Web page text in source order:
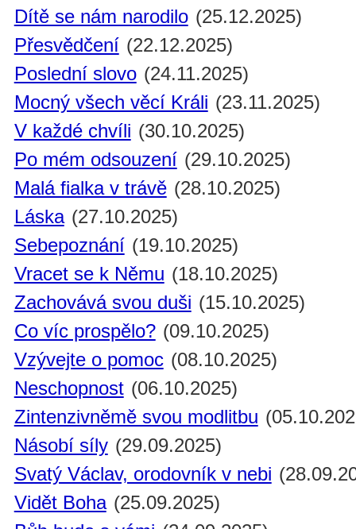
Dítě se nám narodilo (25.12.2025)
Přesvědčení (22.12.2025)
Poslední slovo (24.11.2025)
Mocný všech věcí Králi (23.11.2025)
V každé chvíli (30.10.2025)
Po mém odsouzení (29.10.2025)
Malá fialka v trávě (28.10.2025)
Láska (27.10.2025)
Sebepoznání (19.10.2025)
Vracet se k Němu (18.10.2025)
Zachovává svou duši (15.10.2025)
Co víc prospělo? (09.10.2025)
Vzývejte o pomoc (08.10.2025)
Neschopnost (06.10.2025)
Zintenzivněmě svou modlitbu
Násobí síly (29.09.2025)
Svatý Václav, orodovník v nebi
Vidět Boha (25.09.2025)